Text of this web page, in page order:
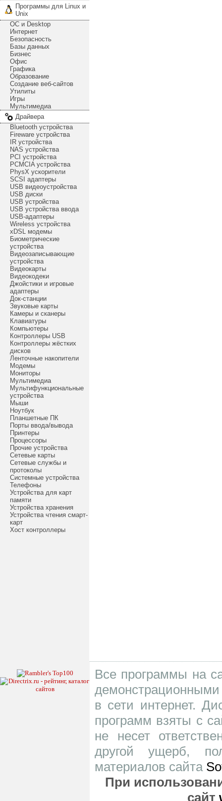
Программы для Linux и
Unix
ОС и Desktop
Интернет
Безопасность
Базы данных
Бизнес
Офис
Графика
Образование
Создание веб-сайтов
Утилиты
Игры
Мультимедиа
Драйвера
Bluetooth устройства
Fireware устройства
IR устройства
NAS устройства
PCI устройства
PCMCIA устройства
PhysX ускорители
SCSI адаптеры
USB видеоустройства
USB диски
USB устройства
USB устройства ввода
USB-адаптеры
Wireless устройства
xDSL модемы
Биометрические
устройства
Видеозаписывающие
устройства
Видеокарты
Видеокодеки
Джойстики и игровые
адаптеры
Док-станции
Звуковые карты
Камеры и сканеры
Клавиатуры
Компьютеры
Контроллеры USB
Контроллеры жёстких
дисков
Ленточные накопители
Модемы
Мониторы
Мультимедиа
Мультифункциональные
устройства
Мыши
Ноутбук
Планшетные ПК
Порты ввода/вывода
Принтеры
Процессоры
Прочие устройства
Сетевые карты
Сетевые службы и
протоколы
Системные устройства
Телефоны
Устройства для карт
памяти
Устройства хранения
Устройства чтения смарт-
карт
Хост контроллеры
Все программы на
в сети интернет.
программ взяты с
не несет
другой ущерб,
материалов сайта
При
сайт